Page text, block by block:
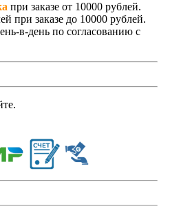
при заказе от 10000 рублей.
при заказе до 10000 рублей.
в-день по согласованию с